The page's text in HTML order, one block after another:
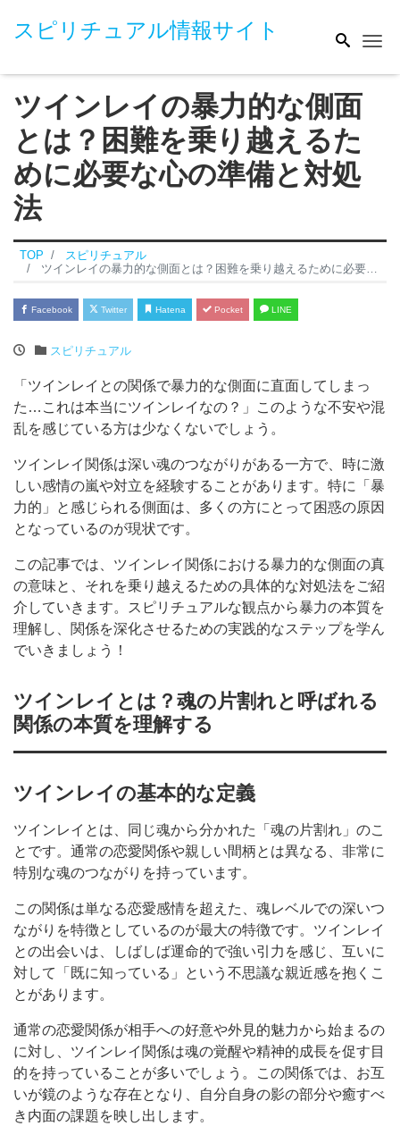
スピリチュアル情報サイト
ツインレイの暴力的な側面
とは？困難を乗り越えるた
めに必要な心の準備と対処
法
TOP
スピリチュアル
ツインレイの暴力的な側面とは？困難を乗り越えるために必要な心の準備と対処法
Facebook Twitter Hatena Pocket LINE
スピリチュアル
「ツインレイとの関係で暴力的な側面に直面してしまっ
た…これは本当にツインレイなの？」このような不安や混
乱を感じている方は少なくないでしょう。
ツインレイ関係は深い魂のつながりがある一方で、時に激
しい感情の嵐や対立を経験することがあります。特に「暴
力的」と感じられる側面は、多くの方にとって困惑の原因
となっているのが現状です。
この記事では、ツインレイ関係における暴力的な側面の真
の意味と、それを乗り越えるための具体的な対処法をご紹
介していきます。スピリチュアルな観点から暴力の本質を
理解し、関係を深化させるための実践的なステップを学ん
でいきましょう！
ツインレイとは？魂の片割れと呼ばれる
関係の本質を理解する
ツインレイの基本的な定義
ツインレイとは、同じ魂から分かれた「魂の片割れ」のこ
とです。通常の恋愛関係や親しい間柄とは異なる、非常に
特別な魂のつながりを持っています。
この関係は単なる恋愛感情を超えた、魂レベルでの深いつ
ながりを特徴としているのが最大の特徴です。ツインレイ
との出会いは、しばしば運命的で強い引力を感じ、互いに
対して「既に知っている」という不思議な親近感を抱くこ
とがあります。
通常の恋愛関係が相手への好意や外見的魅力から始まるの
に対し、ツインレイ関係は魂の覚醒や精神的成長を促す目
的を持っていることが多いでしょう。この関係では、お互
いが鏡のような存在となり、自分自身の影の部分や癒すべ
き内面の課題を映し出します。